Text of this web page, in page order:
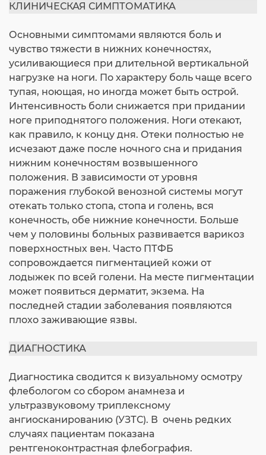
КЛИНИЧЕСКАЯ СИМПТОМАТИКА
Основными симптомами являются боль и
чувство тяжести в нижних конечностях,
усиливающиеся при длительной вертикальной
нагрузке на ноги. По характеру боль чаще всего
тупая, ноющая, но иногда может быть острой.
Интенсивность боли снижается при придании
ноге приподнятого положения. Ноги отекают,
как правило, к концу дня. Отеки полностью не
исчезают даже после ночного сна и придания
нижним конечностям возвышенного
положения. В зависимости от уровня
поражения глубокой венозной системы могут
отекать только стопа, стопа и голень, вся
конечность, обе нижние конечности. Больше
чем у половины больных развивается варикоз
поверхностных вен. Часто ПТФБ
сопровождается пигментацией кожи от
лодыжек по всей голени. На месте пигментации
может появиться дерматит, экзема. На
последней стадии заболевания появляются
плохо заживающие язвы.
ДИАГНОСТИКА
Диагностика сводится к визуальному осмотру
флебологом со сбором анамнеза и
ультразвуковому триплексному
ангиосканированию (УЗТС). В очень редких
случаях пациентам показана
рентгеноконтрастная флебография.